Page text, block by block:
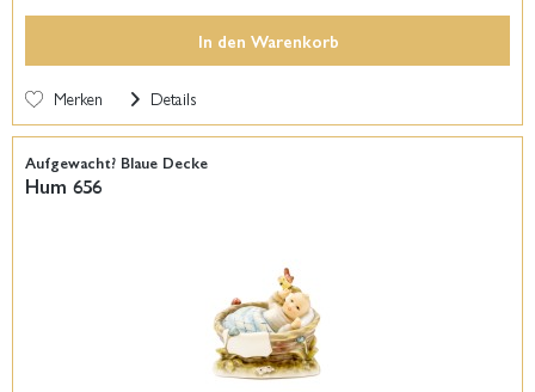
In den Warenkorb
Merken Details
Aufgewacht? Blaue Decke
Hum 656